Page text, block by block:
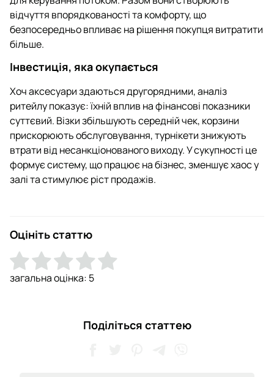
відчуття впорядкованості та комфорту, що
безпосередньо впливає на рішення покупця витратити
більше.
Інвестиція, яка окупається
Хоч аксесуари здаються другорядними, аналіз
ритейлу показує: їхній вплив на фінансові показники
суттєвий. Візки збільшують середній чек, корзини
прискорюють обслуговування, турнікети знижують
втрати від несанкціонованого виходу. У сукупності це
формує систему, що працює на бізнес, зменшує хаос у
залі та стимулює ріст продажів.
Оцініть статтю
загальна оцінка: 5
Поділіться статтею